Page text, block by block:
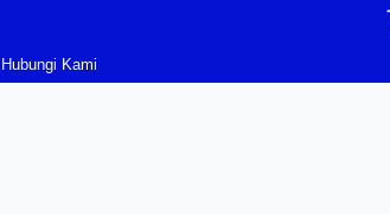
Hubungi Kami